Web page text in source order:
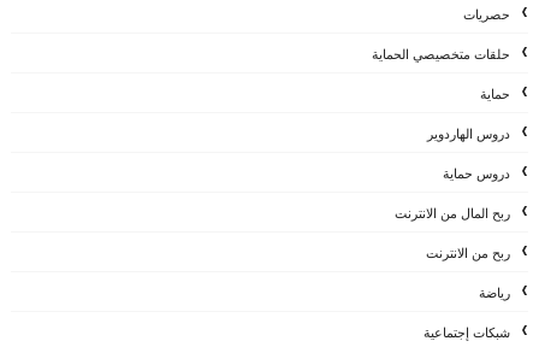
حصريات
حلقات متخصيصي الحماية
حماية
دروس الهاردوير
دروس حماية
ربح المال من الانترنت
ربح من الانترنت
رياضة
شبكات إجتماعية